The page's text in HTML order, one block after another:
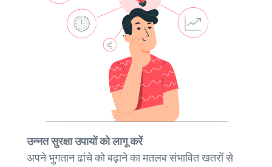
उन्नत सुरक्षा उपायों को लागू करें
अपने भुगतान ढांचे को बढ़ाने का मतलब संभावित खतरों से